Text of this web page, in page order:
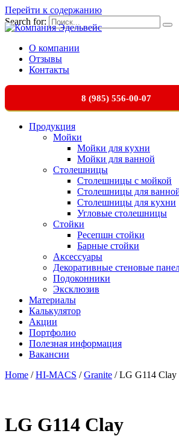
Перейти к содержанию
Search for:
О компании
Отзывы
Контакты
8 (985) 556-00-07
Продукция
Мойки
Мойки для кухни
Мойки для ванной
Столешницы
Столешницы с мойкой
Столешницы для
Столешницы для кухни
Угловые столешницы
Стойки
Ресепшн стойки
Барные стойки
Аксессуары
Декоративные стеновые
Подоконники
Эксклюзив
Материалы
Калькулятор
Акции
Портфолио
Полезная информация
Вакансии
Home /HI-MACS /Granite / LG G114 Clay
LG G114 Clay